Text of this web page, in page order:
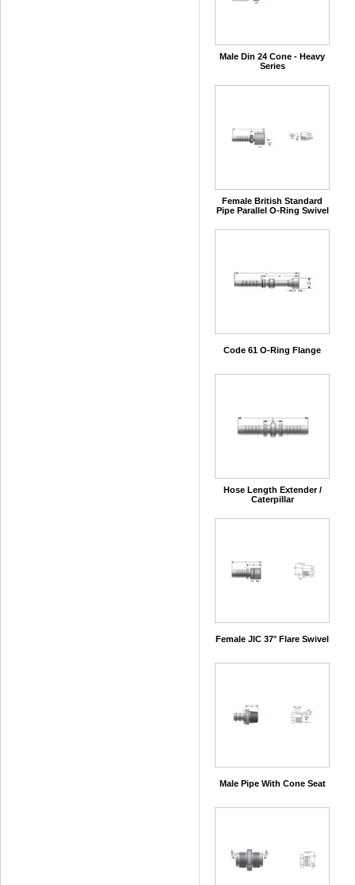
Male Din 24 Cone - Heavy
Series
Female British Standard
Pipe Parallel O-Ring Swivel
Code 61 O-Ring Flange
Hose Length Extender /
Caterpillar
Female JIC 37° Flare Swivel
Male Pipe With Cone Seat